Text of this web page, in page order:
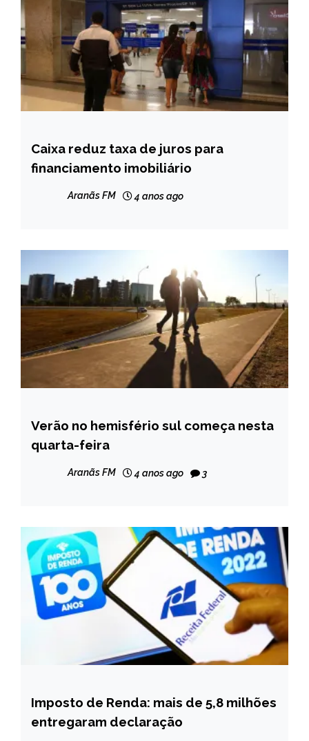
BRASIL
NOTÍCIAS
Caixa reduz taxa de juros para
financiamento imobiliário
Aranãs FM 4 anos ago
BRASIL
NOTÍCIAS
Verão no hemisfério sul começa nesta
quarta-feira
Aranãs FM 4 anos ago 3
BRASIL
NOTÍCIAS
Imposto de Renda: mais de 5,8 milhões
entregaram declaração